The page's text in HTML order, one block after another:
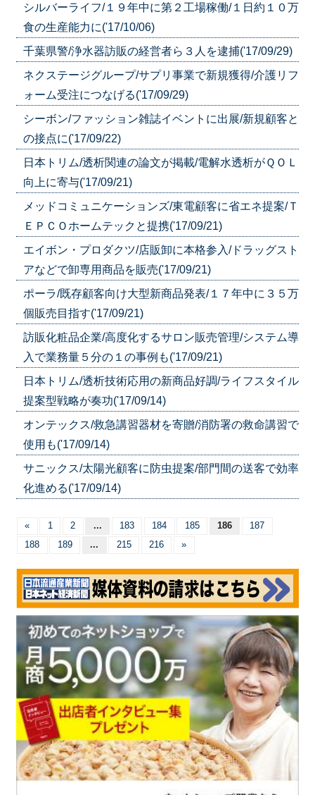
シルバーライフ/１９年中に第２工場稼働/１日約１０万
食の生産能力に('17/10/06)
千葉県警/浄水器訪販の経営者ら３人を逮捕('17/09/29)
ネクステージグループ/サプリ事業で新規獲得/介護リフ
ォーム受注につなげる('17/09/29)
シーボン/ファッション雑誌イベントに出展/新規顧客と
の接点に('17/09/22)
日本トリム/透析関連の論文が掲載/電解水透析がＱＯＬ
向上に寄与('17/09/21)
メッドコミュニケーションズ/東電顧客に省エネ提案/Ｔ
ＥＰＣＯホームテックと提携('17/09/21)
エイボン・プロダクツ/店販卸に本格参入/ドラッグスト
アなどで卸専用商品を販売('17/09/21)
ポーラ/既存顧客向け大型新商品発表/１７年中に３５万
個販売目指す('17/09/21)
訪販化粧品企業/高度化するサロン販売管理/システム導
入で業務量５分の１の事例も('17/09/21)
日本トリム/透析技術応用の新商品好調/ライフスタイル
提案型戦略が奏功('17/09/14)
オンテックス/救急講習器材を寄贈/消防署の救命講習で
使用も('17/09/14)
サニックス/太陽光顧客に防虫提案/部門間の送客で効率
化進める('17/09/14)
« 1 2 ... 183 184 185 186
187
188
189 ... 215 216 »